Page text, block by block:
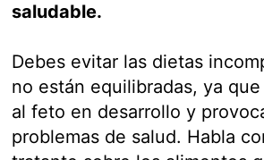
saludable.
Debes evitar las dietas
no están equilibradas, ya
al feto en desarrollo y
problemas de salud. Habla